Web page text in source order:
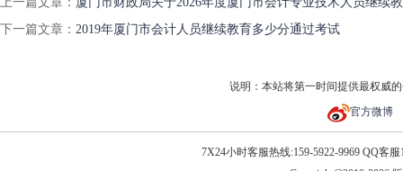
下一篇文章： 2019年厦门市会计人员继续教育多少分通过考试
说明：本站将第一时间提供最权威
官方微博
7X24小时客服热线:159-5922-9969 QQ客服